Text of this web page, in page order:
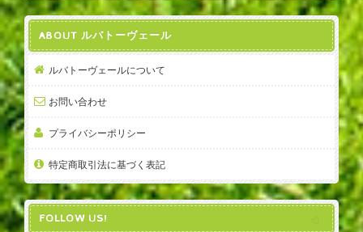
ABOUT ルバトーヴェール
ルバトーヴェールについて
お問い合わせ
プライバシーポリシー
特定商取引法に基づく表記
FOLLOW US!